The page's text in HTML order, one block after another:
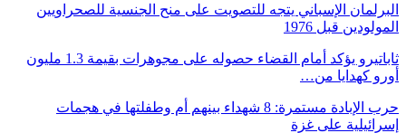
البرلمان الإسباني يتجه للتصويت على منح الجنسية للصحراويين
المولودين قبل 1976
ثاباتيرو يؤكد أمام القضاء حصوله على مجوهرات بقيمة 1.3 مليون
أورو كهدايا من…
حرب الإبادة مستمرة: 8 شهداء بينهم أم وطفلتها في هجمات
إسرائيلية على غزة